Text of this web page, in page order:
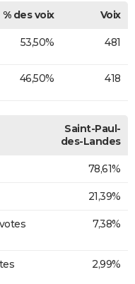
% des voix
Voix
53,50% 481
46,50% 418
Saint-Paul-
des-Landes
78,61%
21,39%
7,38%
2,99%